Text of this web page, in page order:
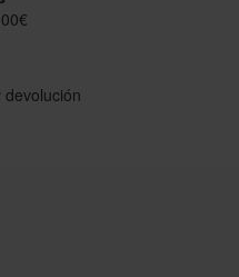
devolución